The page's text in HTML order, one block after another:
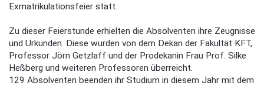
Exmatrikulationsfeier statt.
Zu dieser Feierstunde erhielten die Absolventen ihre Zeugnisse
und Urkunden. Diese wurden von dem Dekan der Fakultät KFT,
Professor Jörn Getzlaff und der Prodekanin Frau Prof. Silke
Heßberg und weiteren Professoren überreicht.
129 Absolventen beenden ihr Studium in diesem Jahr mit dem